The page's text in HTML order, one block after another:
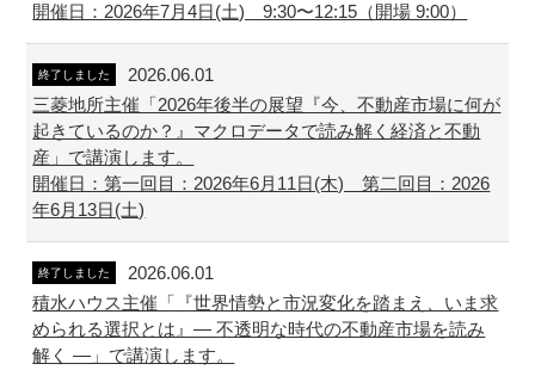
開催日：2026年7月4日(土) 9:30〜12:15（開場 9:00）
終了しました
2026.06.01
三菱地所主催「2026年後半の展望『今、不動産市場に何が
起きているのか？』マクロデータで読み解く経済と不動
産」で講演します。
開催日：第一回目：2026年6月11日(木) 第二回目：2026
年6月13日(土)
終了しました
2026.06.01
積水ハウス主催「『世界情勢と市況変化を踏まえ、いま求
められる選択とは』― 不透明な時代の不動産市場を読み
解く ―」で講演します。